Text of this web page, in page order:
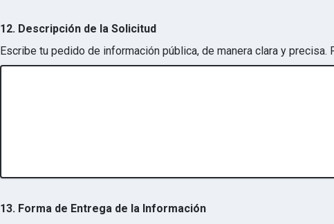
12. Descripción de la Solicitud
Escribe tu pedido de información pública, de manera clara y
13. Forma de Entrega de la Información